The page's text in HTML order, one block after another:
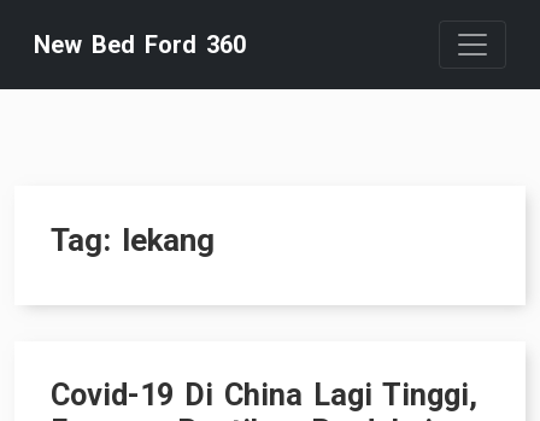
content
New Bed Ford 360
Tag: lekang
Covid-19 Di China Lagi Tinggi,